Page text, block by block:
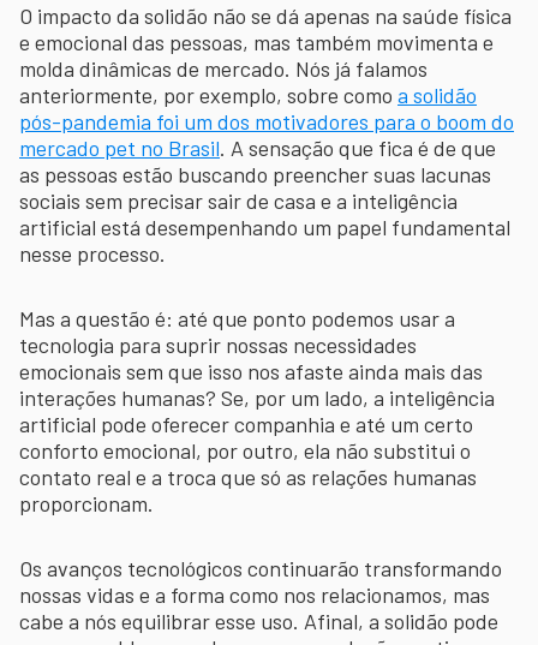
O impacto da solidão não se dá apenas na saúde física
e emocional das pessoas, mas também movimenta e
molda dinâmicas de mercado. Nós já falamos
anteriormente, por exemplo, sobre como a solidão
pós-pandemia foi um dos motivadores para o boom do
mercado pet no Brasil. A sensação que fica é de que
as pessoas estão buscando preencher suas lacunas
sociais sem precisar sair de casa e a inteligência
artificial está desempenhando um papel fundamental
nesse processo.
Mas a questão é: até que ponto podemos usar a
tecnologia para suprir nossas necessidades
emocionais sem que isso nos afaste ainda mais das
interações humanas? Se, por um lado, a inteligência
artificial pode oferecer companhia e até um certo
conforto emocional, por outro, ela não substitui o
contato real e a troca que só as relações humanas
proporcionam.
Os avanços tecnológicos continuarão transformando
nossas vidas e a forma como nos relacionamos, mas
cabe a nós equilibrar esse uso. Afinal, a solidão pode